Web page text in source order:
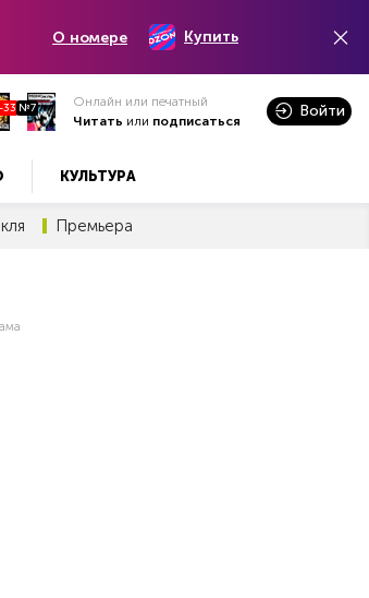
О номере Купить
№7
Онлайн или печатный
Читать или подписаться
Войти
КУЛЬТУРА
Премьера